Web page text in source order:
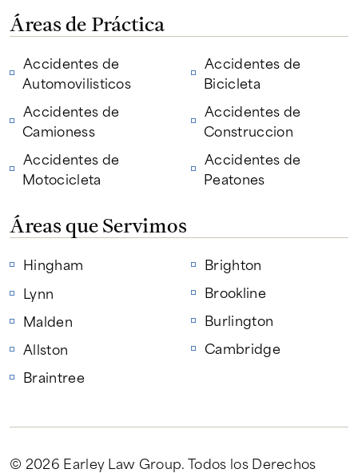
Áreas de Práctica
Accidentes de
Automovilisticos
Accidentes de
Camioness
Accidentes de
Motocicleta
Accidentes de
Bicicleta
Accidentes de
Construccion
Accidentes de
Peatones
Áreas que Servimos
Hingham
Lynn
Malden
Allston
Braintree
Brighton
Brookline
Burlington
Cambridge
© 2026 Earley Law Group. Todos los Derechos